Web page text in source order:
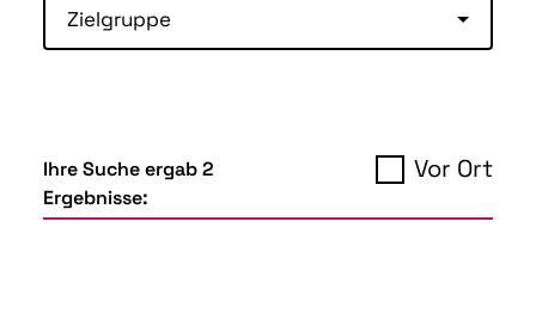
Zielgruppe
Ihre Suche ergab 2
Ergebnisse:
Vor Ort